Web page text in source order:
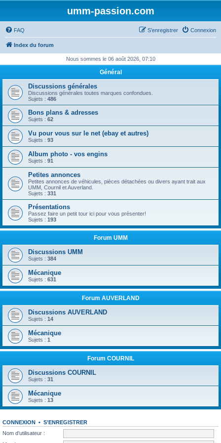
umm-passion.com
FAQ Connexion
S’enregistrer
Index du forum
Nous sommes le 06 août 2026, 07:10
Général
Discussions générales
Discussions générales toutes marques confondues.
Sujets : 486
Bons plans & adresses
Sujets : 62
Vu pour vous sur le net (ebay et autres)
Sujets : 93
Album photo - vos engins
Sujets : 91
Petites annonces
Petites annonces de véhicules, pièces détachées ou divers ayant trait aux
UMM, Cournil et Auverland.
Sujets : 331
Présentations
Passez faire un petit tour ici pour vous présenter!
Sujets : 193
Forum UMM
Discussions UMM
Sujets : 384
Mécanique
Sujets : 631
Forum AUVERLAND
Discussions AUVERLAND
Sujets : 14
Mécanique
Sujets : 1
Forum COURNIL
Discussions COURNIL
Sujets : 31
Mécanique
Sujets : 13
CONNEXION • S’ENREGISTRER
Nom d’utilisateur :